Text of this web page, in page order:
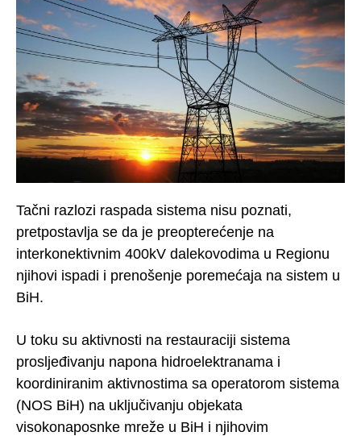
Tačni razlozi raspada sistema nisu poznati,
pretpostavlja se da je preopterećenje na
interkonektivnim 400kV dalekovodima u Regionu
njihovi ispadi i prenošenje poremećaja na sistem u
BiH.
U toku su aktivnosti na restauraciji sistema
prosljeđivanju napona hidroelektranama i
koordiniranim aktivnostima sa operatorom sistema
(NOS BiH) na uključivanju objekata
visokonaposnke mreže u BiH i njihovim